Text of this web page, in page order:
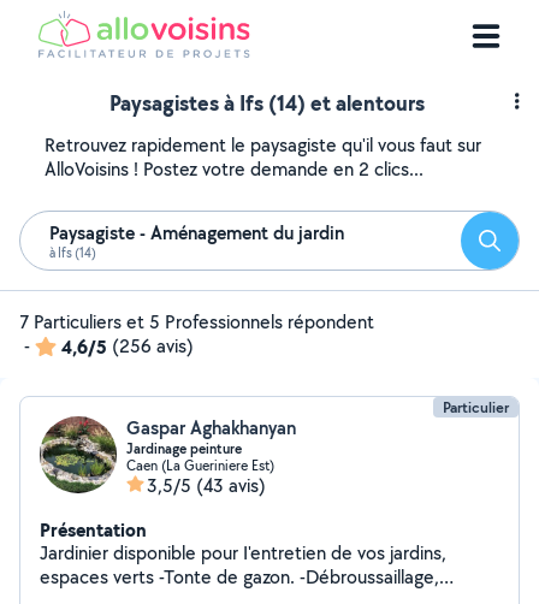
Paysagistes à Ifs (14) et alentours
Retrouvez rapidement le paysagiste qu'il vous faut sur
AlloVoisins ! Postez votre demande en 2 clics...
Paysagiste - Aménagement du jardin
à Ifs (14)
7 Particuliers et 5 Professionnels répondent
-
4,6/5 (256 avis)
Particulier
Gaspar Aghakhanyan
Jardinage peinture
Caen (La Gueriniere Est)
3,5/5 (43 avis)
Présentation
Jardinier disponible pour I'entretien de vos jardins,
espaces verts -Tonte de gazon. -Débroussaillage,